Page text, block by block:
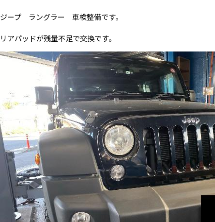
ジープ ラングラー 車検整備です。
リアパッドが残量不足で交換です。